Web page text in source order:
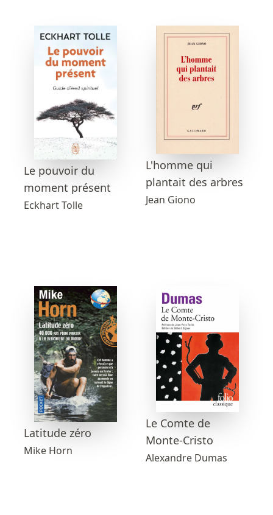
Le pouvoir du
moment présent
Eckhart Tolle
L'homme qui
plantait des arbres
Jean Giono
Latitude zéro
Mike Horn
Le Comte de
Monte-Cristo
Alexandre Dumas